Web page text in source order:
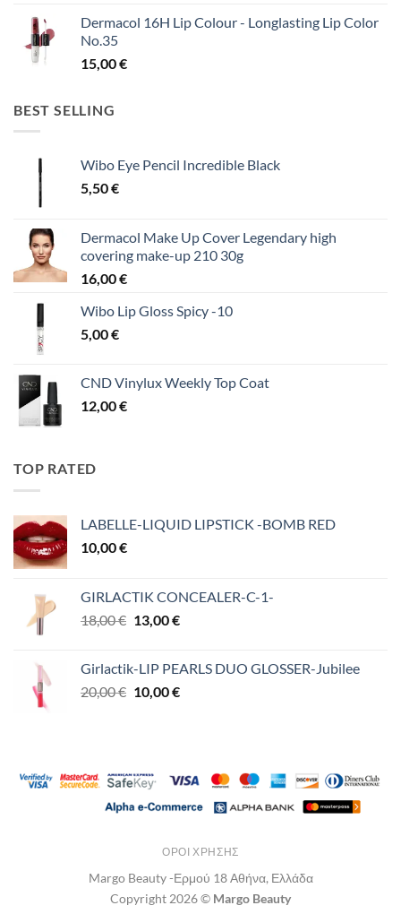
Dermacol 16H Lip Colour - Longlasting Lip Color
No.35
15,00€
BEST SELLING
Wibo Eye Pencil Incredible Black
5,50€
Dermacol Make Up Cover Legendary high
covering make-up 210 30g
16,00€
Wibo Lip Gloss Spicy -10
5,00€
CND Vinylux Weekly Top Coat
12,00€
TOP RATED
LABELLE-LIQUID LIPSTICK -BOMB RED
10,00€
GIRLACTIK CONCEALER-C-1-
18,00€ Original
18,00 €.
13,00€Η
είναι:
13,00 €.
Girlactik-LIP PEARLS DUO GLOSSER-Jubilee
20,00€ Original
10,00€Η
ΌΡΟΙ ΧΡΉΣΗΣ
Margo Beauty -Ερμού 18 Αθήνα, Ελλάδα
Copyright 2026 © Margo Beauty